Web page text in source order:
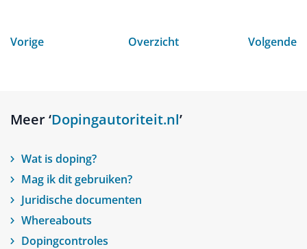
Vorige Overzicht Volgende
Meer ‘Dopingautoriteit.nl’
Wat is doping?
Mag ik dit gebruiken?
Juridische documenten
Whereabouts
Dopingcontroles